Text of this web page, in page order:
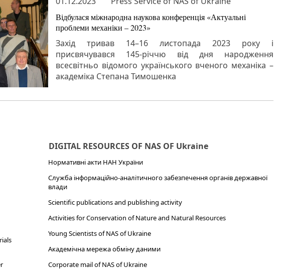
Відбулася міжнародна наукова конференція «Актуальні
проблеми механіки – 2023»
Захід тривав 14–16 листопада 2023 року і
присвячувався 145-річчю від дня народження
всесвітньо відомого українського вченого механіка –
академіка Степана Тимошенка
DIGITAL RESOURCES OF NAS OF Ukraine
Нормативні акти НАН України
Служба інформаційно-аналітичного забезпечення органів державної
влади
Scientific publications and publishing activity
Activities for Conservation of Nature and Natural Resources
Young Scientists of NAS of Ukraine
Академічна мережа обміну даними
Corporate mail of NAS of Ukraine